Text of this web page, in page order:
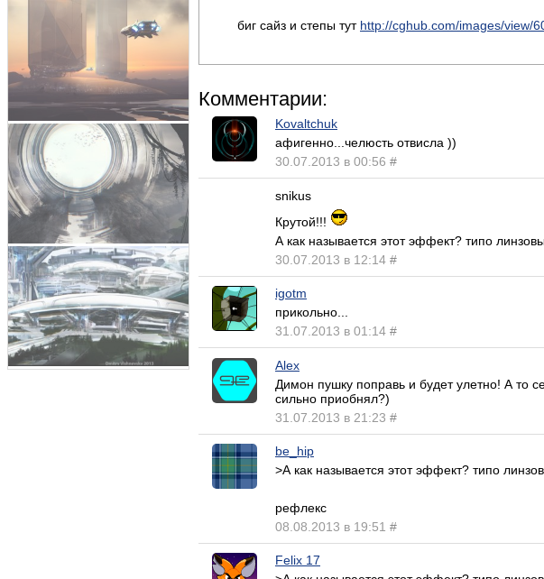
биг сайз и степы тут http://cghub.com/images/view/
Комментарии:
Kovaltchuk
афигенно...челюсть отвисла ))
30.07.2013 в 00:56 #
snikus
Крутой!!!
А как называется этот эффект? типо
30.07.2013 в 12:14 #
igotm
прикольно...
31.07.2013 в 01:14 #
Alex
Димон пушку поправь и будет улетно! А то
сильно приобнял?)
31.07.2013 в 21:23 #
be_hip
>А как называется этот эффект? типо
рефлекс
08.08.2013 в 19:51 #
Felix 17